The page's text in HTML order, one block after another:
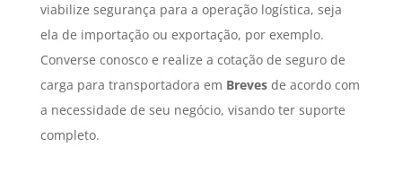
viabilize segurança para a operação logística, seja
ela de importação ou exportação, por exemplo.
Converse conosco e realize a cotação de seguro de
carga para transportadora em Brevesde acordo com
a necessidade de seu negócio, visando ter suporte
completo.